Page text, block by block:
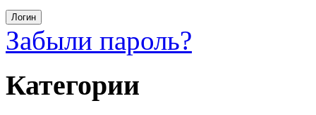
Забыли пароль?
Категории